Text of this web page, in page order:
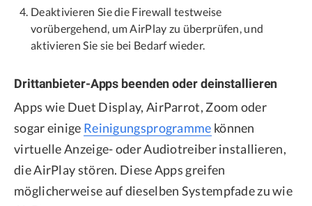
Deaktivieren Sie die Firewall testweise
vorübergehend, um AirPlay zu überprüfen, und
aktivieren Sie sie bei Bedarf wieder.
Drittanbieter-Apps beenden oder deinstallieren
Apps wie Duet Display, AirParrot, Zoom oder
sogar einige Reinigungsprogramme können
virtuelle Anzeige- oder Audiotreiber installieren,
die AirPlay stören. Diese Apps greifen
möglicherweise auf dieselben Systempfade zu wie